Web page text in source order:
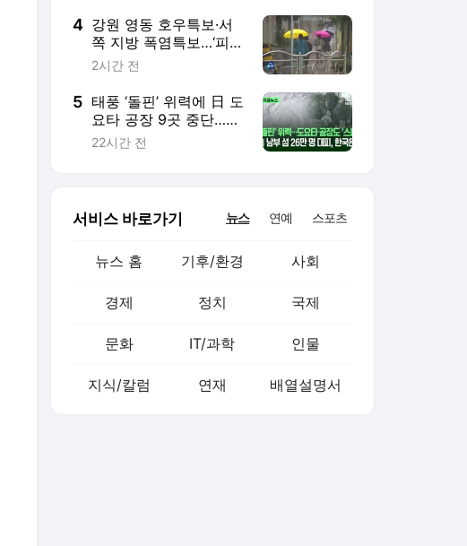
4 강원 영동 호우특보·서
쪽 지방 폭염특보…‘피서
객 주의’
2시간 전
5 태풍 ‘돌핀’ 위력에 日 도
요타 공장 9곳 중단…한
국 영향은? [지금뉴스]
22시간 전
서비스 바로가기 뉴스 연예 스포츠
뉴스 홈 기후/환경 사회
경제 정치 국제
문화 IT/과학 인물
지식/칼럼 연재 배열설명서